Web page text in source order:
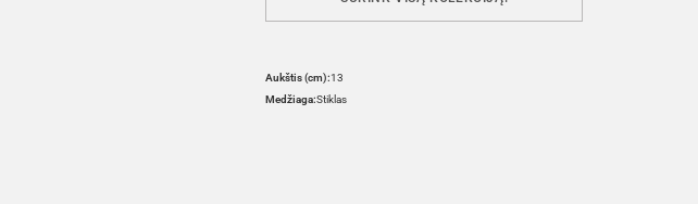
Aukštis (cm):13
Medžiaga:Stiklas